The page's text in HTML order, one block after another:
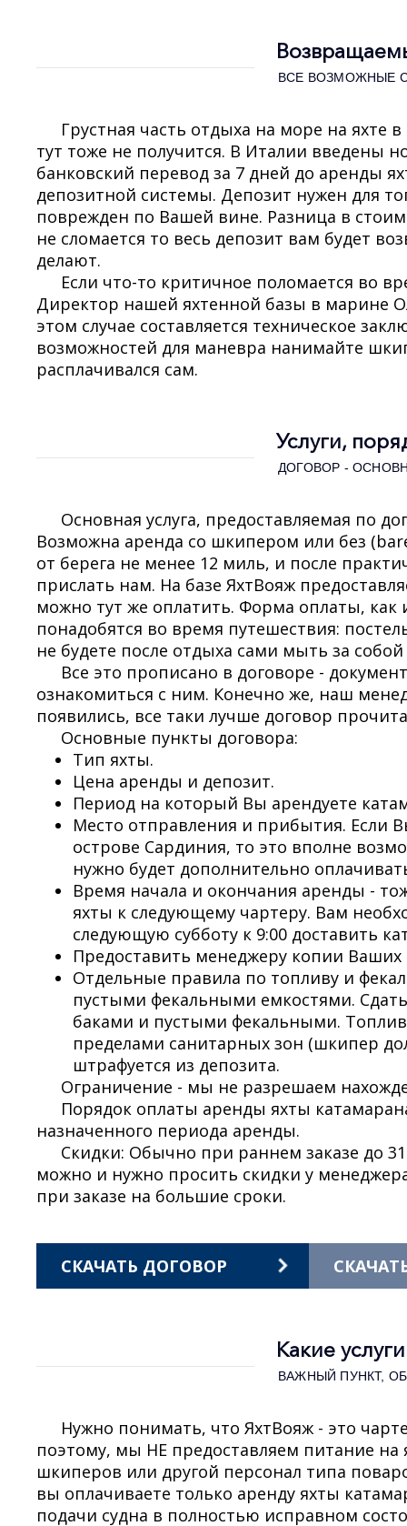
ВСЕ ВОЗМОЖНЫЕ
Грустная часть отдыха на море на яхте
тут тоже не получится. В Италии введены
банковский перевод за 7 дней до аренды
депозитной системы. Депозит нужен для
поврежден по Вашей вине. Разница в
не сломается то весь депозит вам будет
делают.
Если что-то критичное поломается во
Директор нашей яхтенной базы в марине
этом случае составляется техническое
возможностей для маневра нанимайте
расплачивался сам.
Услуги,
ДОГОВОР -
Основная услуга, предоставляемая по
Возможна аренда со шкипером или без
от берега не менее 12 миль, и после
прислать нам. На базе ЯхтВояж
можно тут же оплатить. Форма оплаты,
понадобятся во время путешествия:
не будете после отдыха сами мыть за собой
Все это прописано в договоре -
ознакомиться с ним. Конечно же, наш
появились, все таки лучше договор
Основные пункты договора:
Тип яхты.
Цена аренды и депозит.
Период на который Вы арендуете
Место отправления и прибытия. Если
острове Сардиния, то это вполне
нужно будет дополнительно
Время начала и окончания аренды -
яхты к следующему чартеру. Вам
следующую субботу к 9:00 доставить
Предоставить менеджеру копии Ваших
Отдельные правила по топливу и
пустыми фекальными емкостями.
баками и пустыми фекальными.
пределами санитарных зон (шкипер
штрафуется из депозита.
Ограничение - мы не разрешаем
Порядок оплаты аренды яхты
назначенного периода аренды.
Скидки: Обычно при раннем заказе до
можно и нужно просить скидки у
при заказе на большие сроки.
СКАЧАТЬ ДОГОВОР
Какие
ВАЖНЫЙ ПУНКТ,
Нужно понимать, что ЯхтВояж - это
поэтому, мы НЕ предоставляем питание
шкиперов или другой персонал типа
вы оплачиваете только аренду яхты
подачи судна в полностью исправном